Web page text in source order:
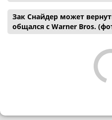
Зак Снайдер может
общался с Warner Bros.